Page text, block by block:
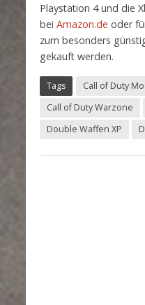
Playstation 4 und die
bei Amazon.de oder
zum besonders
gekauft werden.
Tags
Call of Duty
Call of Duty Warzone
Double Waffen XP